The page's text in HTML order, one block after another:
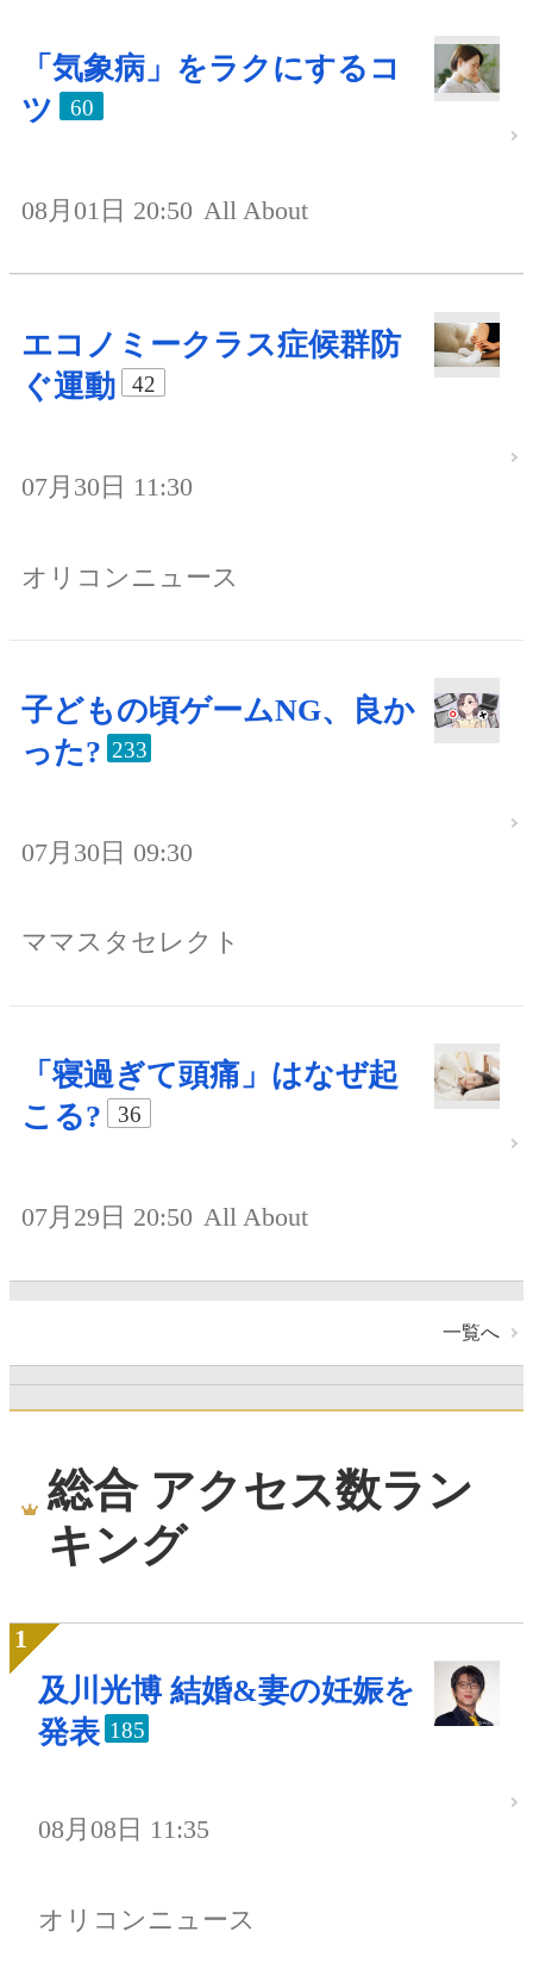
「気象病」をラクにするコ
ツ
60
08月01日 20:50 All About
エコノミークラス症候群防
ぐ運動
42
07月30日 11:30
オリコンニュース
子どもの頃ゲームNG、良か
った? 233
07月30日 09:30
ママスタセレクト
「寝過ぎて頭痛」はなぜ起
こる?
36
07月29日 20:50 All About
一覧へ
総合 アクセス数ラン
キング
及川光博 結婚&妻の妊娠を
発表 185
08月08日 11:35
オリコンニュース